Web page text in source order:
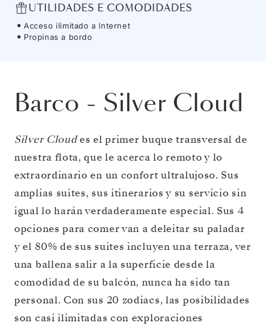
UTILIDADES E COMODIDADES
Acceso ilimitado a Internet
Propinas a bordo
Barco - Silver Cloud
Silver Cloudes el primer buque transversal de
nuestra flota, que le acerca lo remoto y lo
extraordinario en un confort ultralujoso. Sus
amplias suites, sus itinerarios y su servicio sin
igual lo harán verdaderamente especial. Sus 4
opciones para comer van a deleitar su paladar
y el 80% de sus suites incluyen una terraza, ver
una ballena salir a la superficie desde la
comodidad de su balcón, nunca ha sido tan
personal. Con sus 20 zodiacs, las posibilidades
son casi ilimitadas con exploraciones